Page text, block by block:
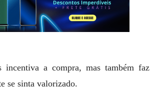
incentiva a compra, mas também faz
se sinta valorizado.